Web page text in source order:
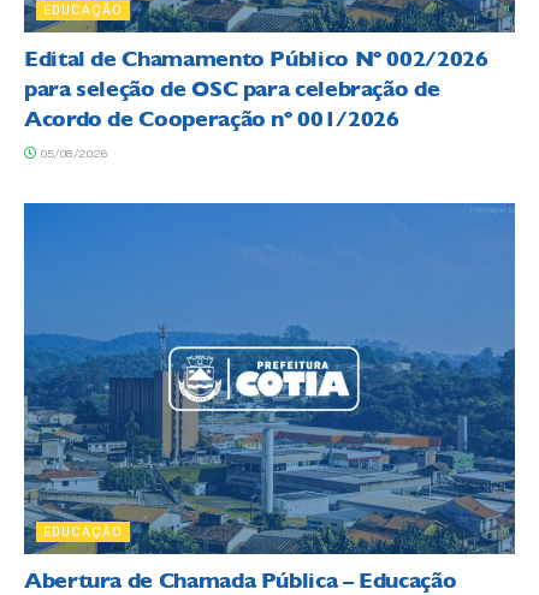
EDUCAÇÃO
Edital de Chamamento Público Nº 002/2026
para seleção de OSC para celebração de
Acordo de Cooperação nº 001/2026
05/08/2026
EDUCAÇÃO
Abertura de Chamada Pública – Educação